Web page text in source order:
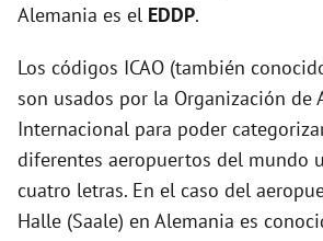
Alemania es el EDDP.
Los códigos ICAO (también
son usados por la Organización de
Internacional para poder
diferentes aeropuertos del mundo
cuatro letras. En el caso del
Halle (Saale) en Alemania es